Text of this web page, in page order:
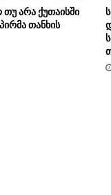
არა ქუთაისში
თანხის